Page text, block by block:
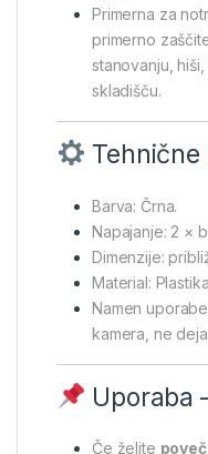
Primerna za
primerno
stanovanju,
skladišču.
Barva: Črna.
Napajanje: 2 ×
Dimenzije:
Material:
Namen
kamera, ne
Uporaba
Če želite